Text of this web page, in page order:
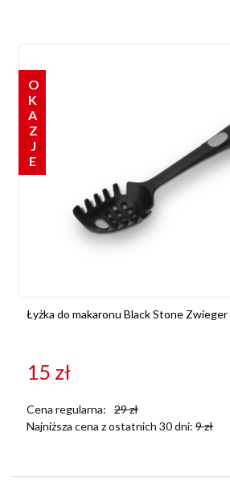
OKAZJE
Łyżka do makaronu Black Stone Zwieger
15 zł
Cena regularna: 29zł
Najniższa cena z ostatnich 30 dni:9zł